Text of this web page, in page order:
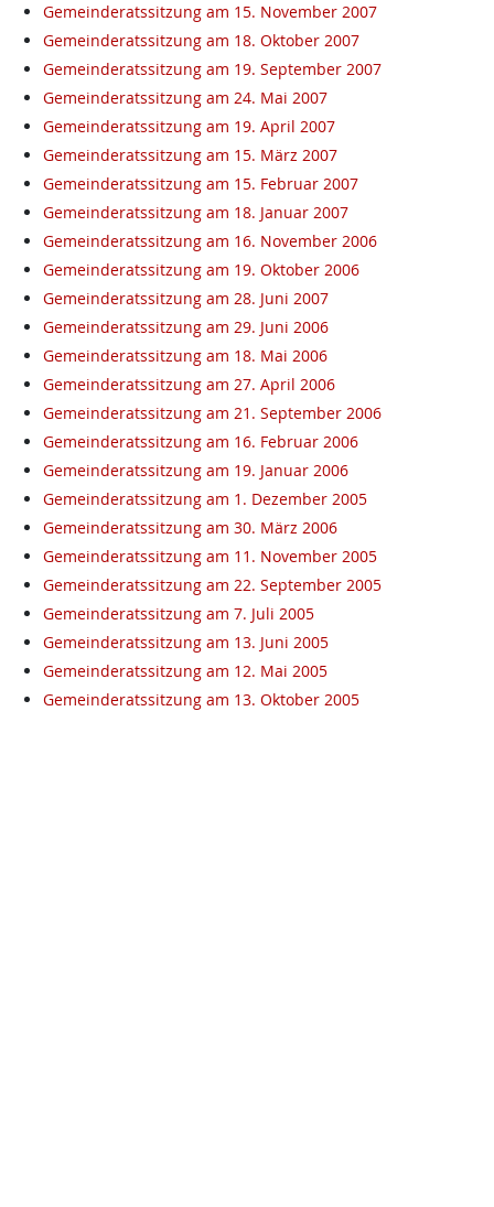
Gemeinderatssitzung am 15. November 2007
Gemeinderatssitzung am 18. Oktober 2007
Gemeinderatssitzung am 19. September 2007
Gemeinderatssitzung am 24. Mai 2007
Gemeinderatssitzung am 19. April 2007
Gemeinderatssitzung am 15. März 2007
Gemeinderatssitzung am 15. Februar 2007
Gemeinderatssitzung am 18. Januar 2007
Gemeinderatssitzung am 16. November 2006
Gemeinderatssitzung am 19. Oktober 2006
Gemeinderatssitzung am 28. Juni 2007
Gemeinderatssitzung am 29. Juni 2006
Gemeinderatssitzung am 18. Mai 2006
Gemeinderatssitzung am 27. April 2006
Gemeinderatssitzung am 21. September 2006
Gemeinderatssitzung am 16. Februar 2006
Gemeinderatssitzung am 19. Januar 2006
Gemeinderatssitzung am 1. Dezember 2005
Gemeinderatssitzung am 30. März 2006
Gemeinderatssitzung am 11. November 2005
Gemeinderatssitzung am 22. September 2005
Gemeinderatssitzung am 7. Juli 2005
Gemeinderatssitzung am 13. Juni 2005
Gemeinderatssitzung am 12. Mai 2005
Gemeinderatssitzung am 13. Oktober 2005